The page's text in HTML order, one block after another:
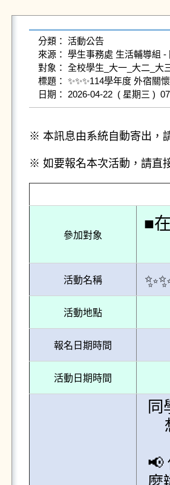
分類： 活動公告
來源： 學生事務處 生活輔導組
對象： 全校學生_大一_大二_大
標題： ✨✨✨114學年度 外宿關
※ 本訊息由系統自動寄出，
※ 如要報名本次活動，請直
參加對象
■
活動名稱
活動地點
報名日期時間
活動日期時間
同
📢